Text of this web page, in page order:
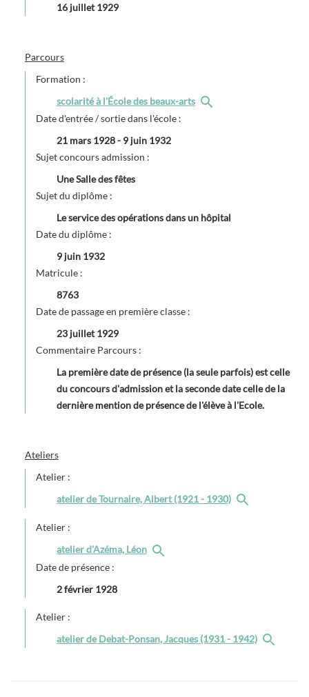
16 juillet 1929
Parcours
Formation :
scolarité à l'École des beaux-arts
Date d'entrée / sortie dans l'école :
21 mars 1928- 9 juin 1932
Sujet concours admission :
Une Salle des fêtes
Sujet du diplôme :
Le service des opérations dans un hôpital
Date du diplôme :
9 juin 1932
Matricule :
8763
Date de passage en première classe :
23 juillet 1929
Commentaire Parcours :
La première date de présence (la seule parfois) est celle
du concours d'admission et la seconde date celle de la
dernière mention de présence de l'élève à l'Ecole.
Ateliers
Atelier :
atelier de Tournaire, Albert (1921 - 1930)
Atelier :
atelier d'Azéma, Léon
Date de présence :
2 février 1928
Atelier :
atelier de Debat-Ponsan, Jacques (1931 - 1942)